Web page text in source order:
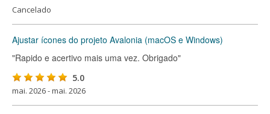
Cancelado
Ajustar ícones do projeto Avalonia (macOS e Windows)
"Rapido e acertivo mais uma vez. Obrigado"
5.0
mai. 2026 - mai. 2026